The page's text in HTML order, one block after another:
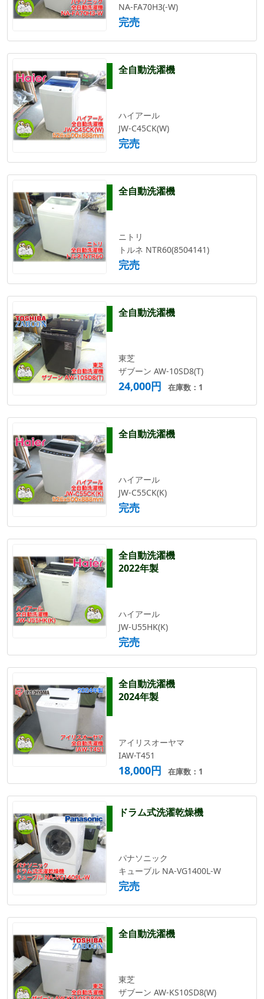
NA-FA70H3(-W)
完売
全自動洗濯機
ハイアール
JW-C45CK(W)
完売
全自動洗濯機
ニトリ
トルネ NTR60(8504141)
完売
全自動洗濯機
東芝
ザブーン AW-10SD8(T)
24,000円 在庫数：1
全自動洗濯機
ハイアール
JW-C55CK(K)
完売
全自動洗濯機
2022年製
ハイアール
JW-U55HK(K)
完売
全自動洗濯機
2024年製
アイリスオーヤマ
IAW-T451
18,000円 在庫数：1
ドラム式洗濯乾燥機
パナソニック
キューブル NA-VG1400L-W
完売
全自動洗濯機
東芝
ザブーン AW-KS10SD8(W)